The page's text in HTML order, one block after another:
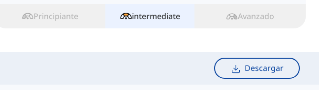
Principiante intermediate Avanzado
Descargar